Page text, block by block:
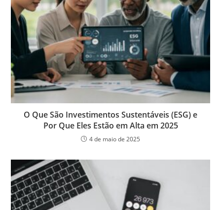
O Que São Investimentos Sustentáveis (ESG) e
Por Que Eles Estão em Alta em 2025
4 de maio de 2025